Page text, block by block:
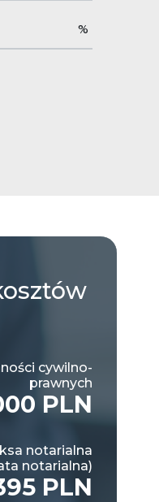
%
cywilno-
prawnych
PLN
notarialna
notarialna)
PLN